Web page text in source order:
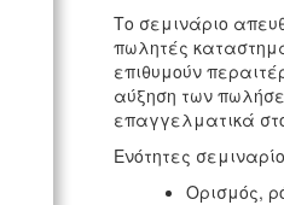
Το σεμινάριο
πωλητές
επιθυμούν
αύξηση των
επαγγελματικά
Ενότητες
Ορισμός,